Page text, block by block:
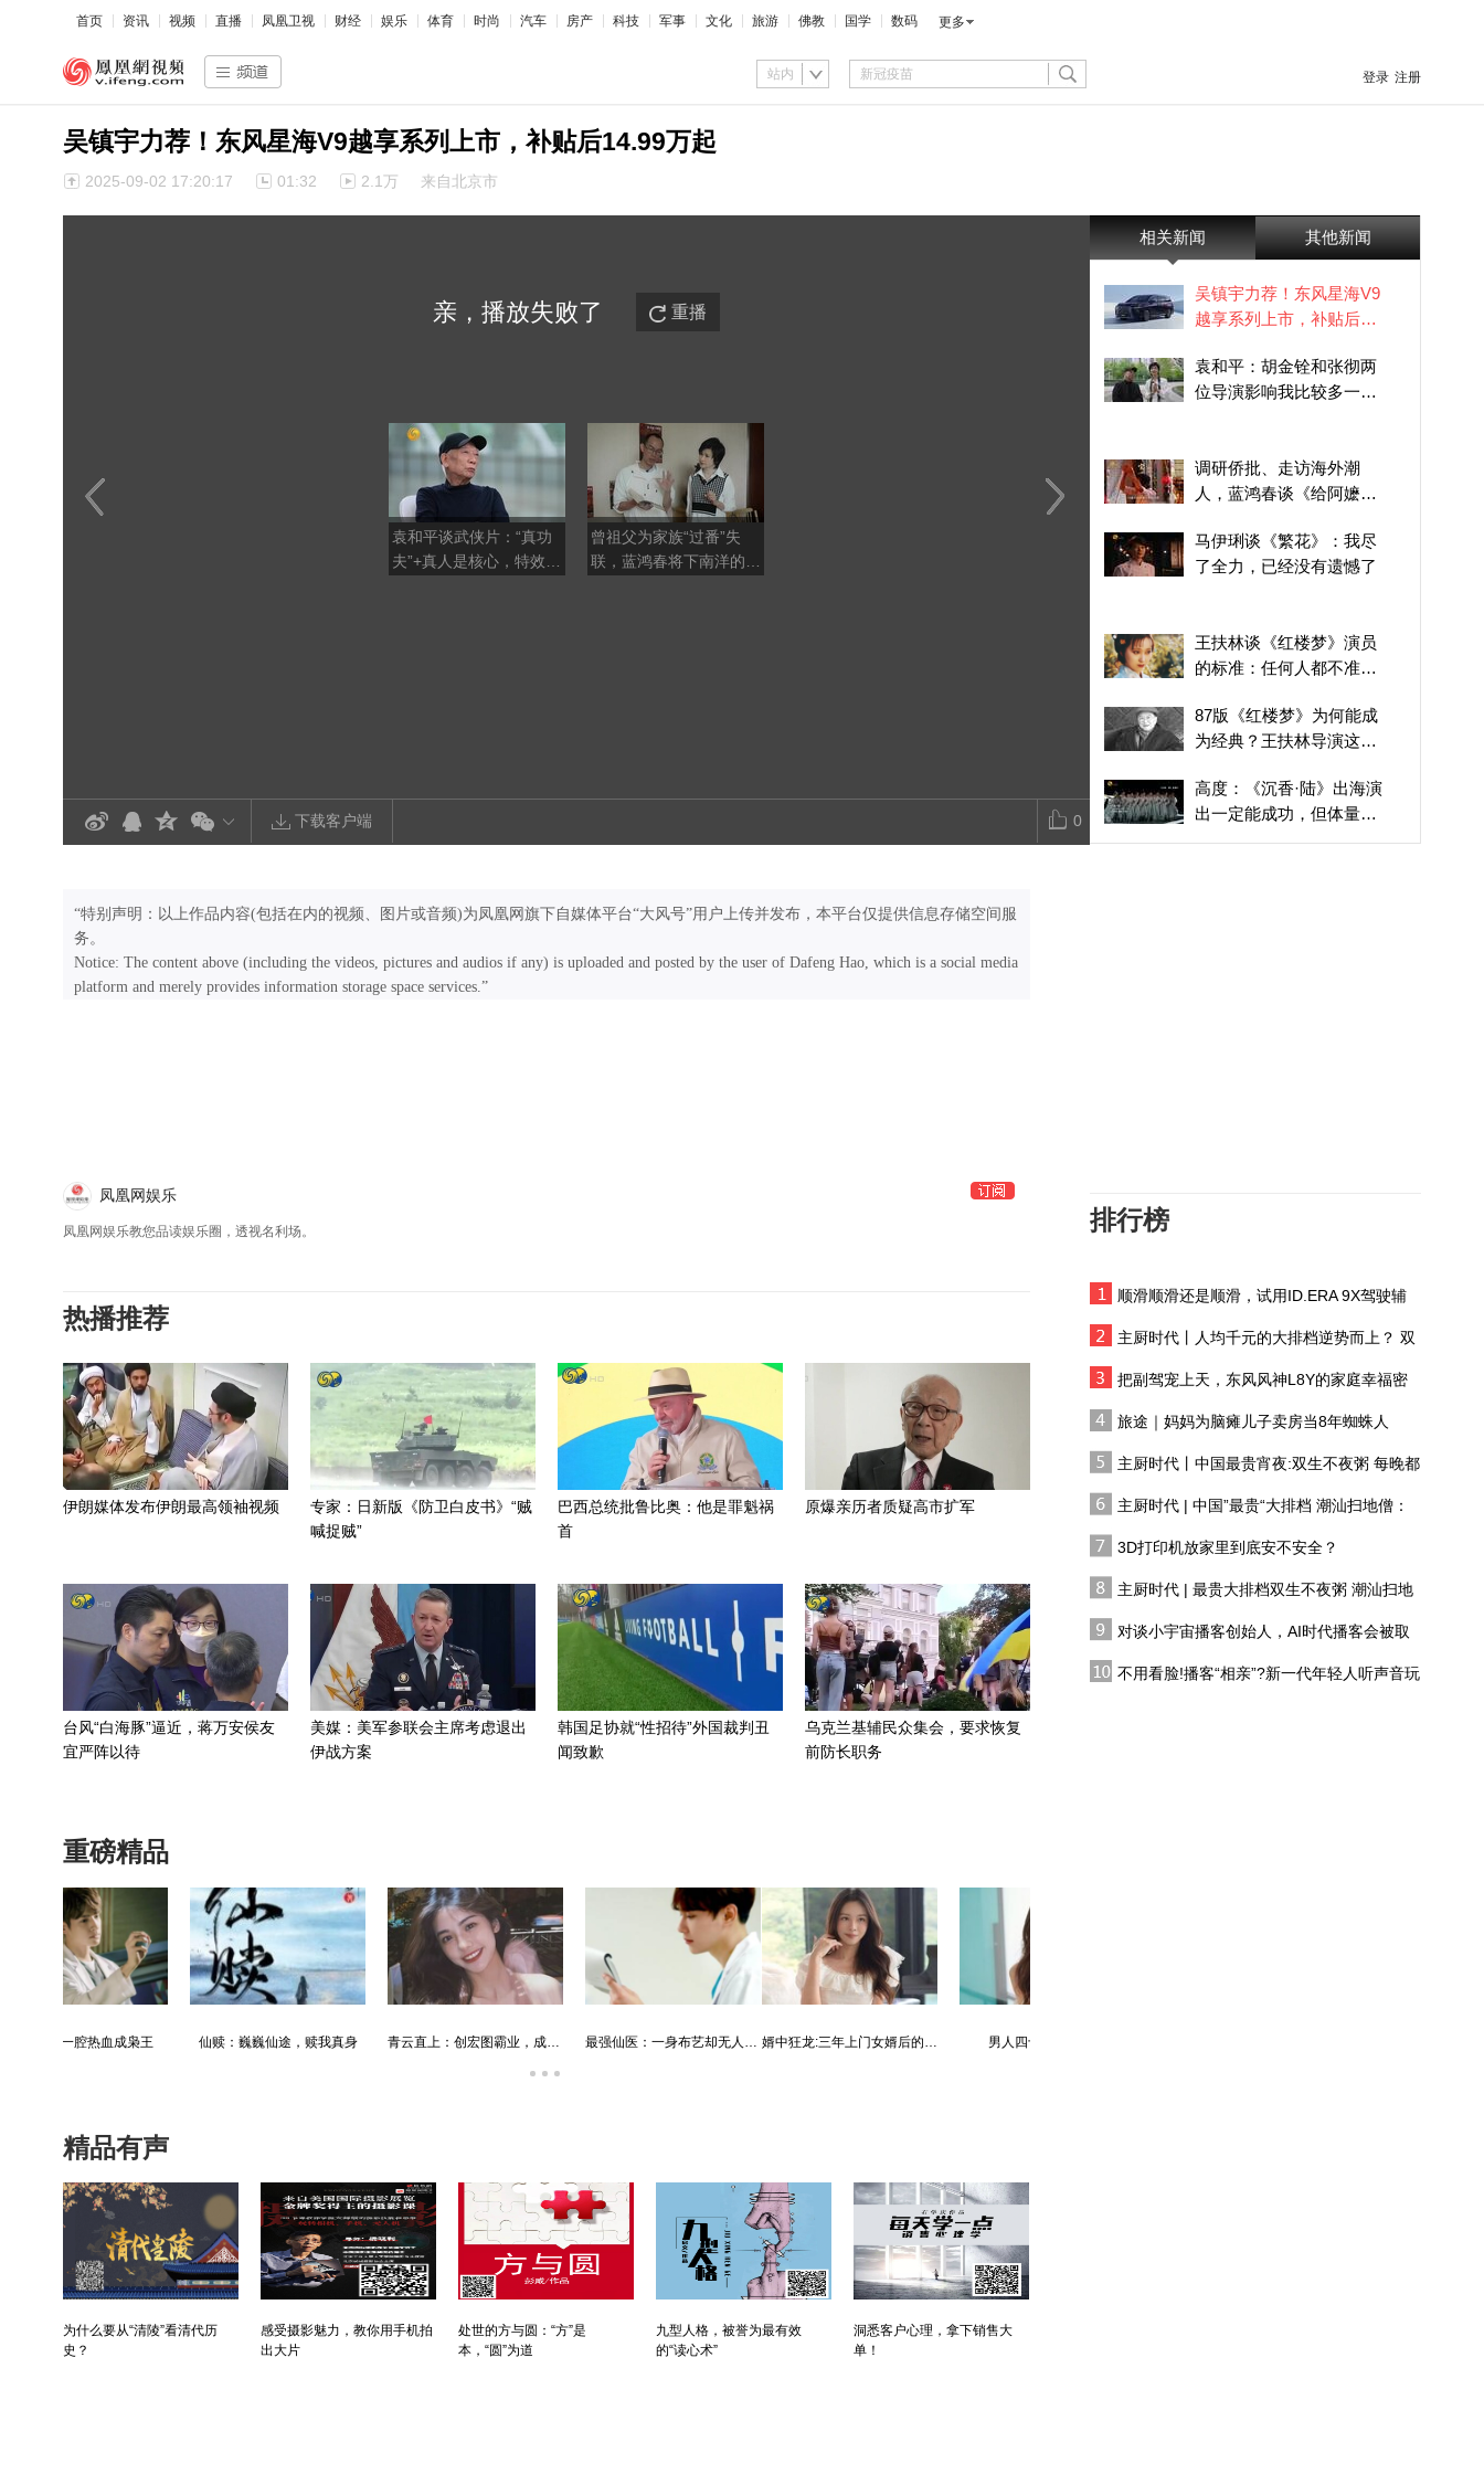
首页 资讯 视频 直播 凤凰卫视 财经 娱乐 体育 时尚 汽车 房产 科技 军事 文化 旅游 佛教 国学 数码 更多
站内 登录 注册
吴镇宇力荐！东风星海V9越享系列上市，补贴后14.99万起
2025-09-02 17:20:17 01:32 2.1万 来自北京市
亲，播放失败了 重播
袁和平谈武侠片：“真功
夫”+真人是核心，特效恰
曾祖父为家族“过番”失
联，蓝鸿春将下南洋的离
袁和平：特效科技进步得
很好，以前很难的画面，
晓梦Vlog：你所不知道的
火把节
下载客户端 0
相关新闻 其他新闻
吴镇宇力荐！东风星海V9
越享系列上市，补贴后
袁和平：胡金铨和张彻两
位导演影响我比较多一点
调研侨批、走访海外潮
人，蓝鸿春谈《给阿嬷的
马伊琍谈《繁花》：我尽
了全力，已经没有遗憾了
王扶林谈《红楼梦》演员
的标准：任何人都不准走
87版《红楼梦》为何能成
为经典？王扶林导演这样
高度：《沉香·陆》出海演
出一定能成功，但体量太
大接收方费用会很高
要祛魅！银发舞蹈教授高
人，而是用身体让人感动
李乃文毕业后无戏可拍，
日，一度自卑失联一年
姆》
《四海潮味》反哺《给阿
嬷的情书》剧情创作，电
续
《给阿嬷的情书》导演蓝
目，对我的内容创作帮助
巨大
导演蓝鸿春：AI暂时无法
“特别声明：以上作品内容(包括在内的视频、图片或音频)为凤凰网旗下自媒体平台“大风号”用户上传并发布，本平台仅提供信息存储空间服
务。
Notice: The content above (including the videos, pictures and audios if any) is uploaded and posted by the user of Dafeng Hao, which is a social media
platform and merely provides information storage space services.”
凤凰网娱乐
凤凰网娱乐教您品读娱乐圈，透视名利场。
热播推荐
伊朗媒体发布伊朗最高领袖视频
专家：日新版《防卫白皮书》“贼
喊捉贼”
巴西总统批鲁比奥：他是罪魁祸
首
原爆亲历者质疑高市扩军
台风“白海豚”逼近，蒋万安侯友
宜严阵以待
美媒：美军参联会主席考虑退出
伊战方案
韩国足协就“性招待”外国裁判丑
闻致歉
乌克兰基辅民众集会，要求恢复
前防长职务
重磅精品
最强仙医：一身布艺却无人不识 婿中狂龙:三年上门女婿后的爆发 男人四十：家有娇妻 唐朝败家子:他深知繁荣背后的危机 霸婿：家有这样的女婿是福是祸？
精品有声
为什么要从“清陵”看清代历
史？
感受摄影魅力，教你用手机拍
出大片
处世的方与圆：“方”是
本，“圆”为道
九型人格，被誉为最有效
的“读心术”
洞悉客户心理，拿下销售大
单！
排行榜
顺滑顺滑还是顺滑，试用ID.ERA 9X驾驶辅
主厨时代丨人均千元的大排档逆势而上？ 双
把副驾宠上天，东风风神L8Y的家庭幸福密
旅途｜妈妈为脑瘫儿子卖房当8年蜘蛛人
主厨时代丨中国最贵宵夜:双生不夜粥 每晚都
主厨时代 | 中国”最贵“大排档 潮汕扫地僧：
3D打印机放家里到底安不安全？
主厨时代 | 最贵大排档双生不夜粥 潮汕扫地
对谈小宇宙播客创始人，AI时代播客会被取
不用看脸!播客“相亲”?新一代年轻人听声音玩